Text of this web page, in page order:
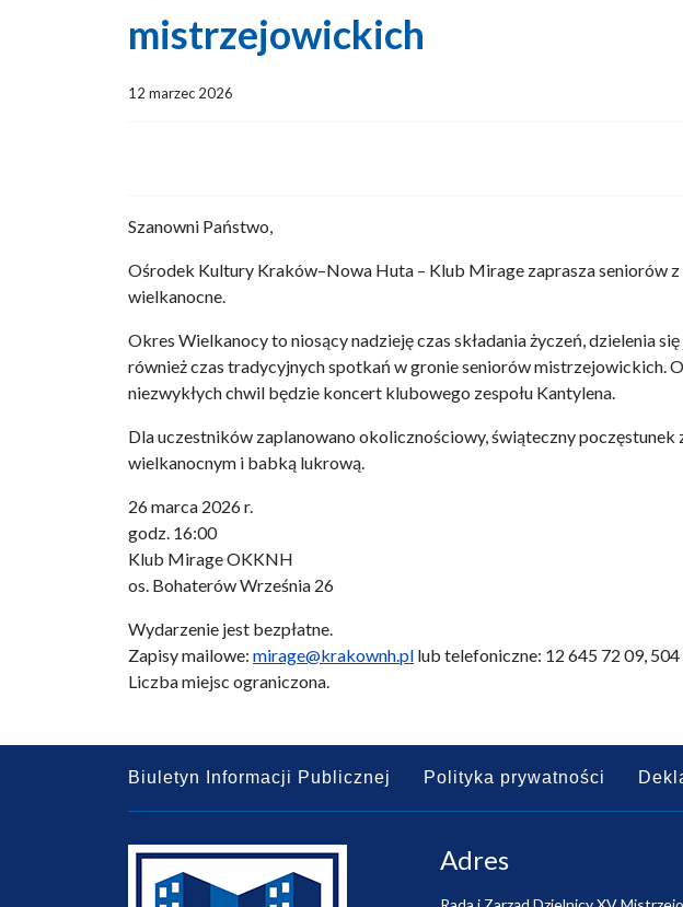
mistrzejowickich
12 marzec 2026
Szanowni Państwo,
Ośrodek Kultury Kraków–Nowa Huta – Klub Mirage zaprasza seniorów
wielkanocne.
Okres Wielkanocy to niosący nadzieję czas składania życzeń, dzielenia
również czas tradycyjnych spotkań w gronie seniorów mistrzejowickich.
niezwykłych chwil będzie koncert klubowego zespołu Kantylena.
Dla uczestników zaplanowano okolicznościowy, świąteczny poczęstunek
wielkanocnym i babką lukrową.
26 marca 2026 r.
godz. 16:00
Klub Mirage OKKNH
os. Bohaterów Września 26
Wydarzenie jest bezpłatne.
Zapisy mailowe: mirage@krakownh.pl lub telefoniczne: 12 645 72 09,
Liczba miejsc ograniczona.
Biuletyn Informacji Publicznej Polityka prywatności
Adres